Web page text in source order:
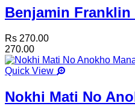
Benjamin Franklin
Rs 270.00
270.00
Quick View
Nokhi Mati No